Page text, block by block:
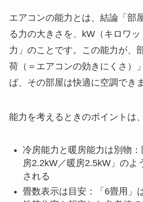
エアコンの能力とは、結論「部
る力の大きさを、kW（キロワ
力」のことです。この能力が、
荷（＝エアコンの効きにくさ）
ば、その部屋は快適に空調でき
能力を考えるときのポイントは
冷房能力と暖房能力は別物
房2.2kW／暖房2.5kW」のよ
される
畳数表示は目安：「6畳用」